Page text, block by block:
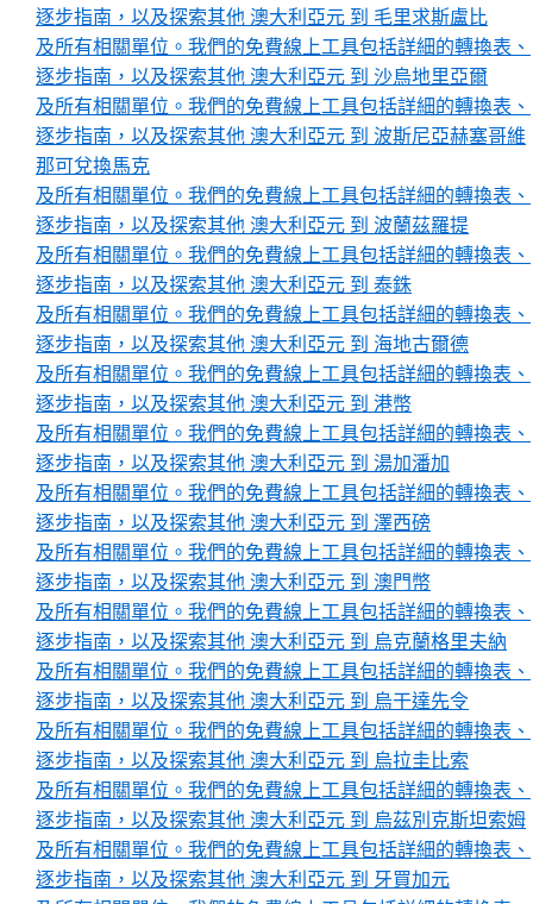
逐步指南，以及探索其他 澳大利亞元 到 毛里求斯盧比
及所有相關單位。我們的免費線上工具包括詳細的轉換表、
逐步指南，以及探索其他 澳大利亞元 到 沙烏地里亞爾
及所有相關單位。我們的免費線上工具包括詳細的轉換表、
逐步指南，以及探索其他 澳大利亞元 到 波斯尼亞赫塞哥維
那可兌換馬克
及所有相關單位。我們的免費線上工具包括詳細的轉換表、
逐步指南，以及探索其他 澳大利亞元 到 波蘭茲羅提
及所有相關單位。我們的免費線上工具包括詳細的轉換表、
逐步指南，以及探索其他 澳大利亞元 到 泰銖
及所有相關單位。我們的免費線上工具包括詳細的轉換表、
逐步指南，以及探索其他 澳大利亞元 到 海地古爾德
及所有相關單位。我們的免費線上工具包括詳細的轉換表、
逐步指南，以及探索其他 澳大利亞元 到 港幣
及所有相關單位。我們的免費線上工具包括詳細的轉換表、
逐步指南，以及探索其他 澳大利亞元 到 湯加潘加
及所有相關單位。我們的免費線上工具包括詳細的轉換表、
逐步指南，以及探索其他 澳大利亞元 到 澤西磅
及所有相關單位。我們的免費線上工具包括詳細的轉換表、
逐步指南，以及探索其他 澳大利亞元 到 澳門幣
及所有相關單位。我們的免費線上工具包括詳細的轉換表、
逐步指南，以及探索其他 澳大利亞元 到 烏克蘭格里夫納
及所有相關單位。我們的免費線上工具包括詳細的轉換表、
逐步指南，以及探索其他 澳大利亞元 到 烏干達先令
及所有相關單位。我們的免費線上工具包括詳細的轉換表、
逐步指南，以及探索其他 澳大利亞元 到 烏拉圭比索
及所有相關單位。我們的免費線上工具包括詳細的轉換表、
逐步指南，以及探索其他 澳大利亞元 到 烏茲別克斯坦索姆
及所有相關單位。我們的免費線上工具包括詳細的轉換表、
逐步指南，以及探索其他 澳大利亞元 到 牙買加元